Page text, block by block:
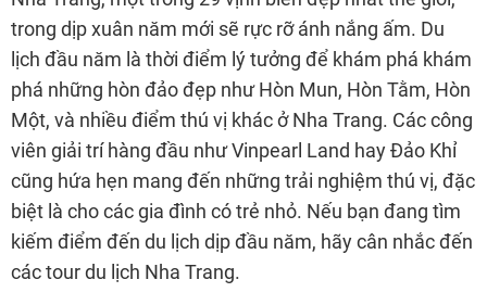
trong dịp xuân năm mới sẽ rực rỡ ánh nắng ấm. Du
lịch đầu năm là thời điểm lý tưởng để khám phá khám
phá những hòn đảo đẹp như Hòn Mun, Hòn Tằm, Hòn
Một, và nhiều điểm thú vị khác ở Nha Trang. Các công
viên giải trí hàng đầu như Vinpearl Land hay Đảo Khỉ
cũng hứa hẹn mang đến những trải nghiệm thú vị, đặc
biệt là cho các gia đình có trẻ nhỏ. Nếu bạn đang tìm
kiếm điểm đến du lịch dịp đầu năm, hãy cân nhắc đến
các tour du lịch Nha Trang.